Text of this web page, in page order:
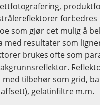
forbedres
som gjør det mulig å
med resultater som
brukes ofte som
med tilbehør som grid,
gelatinfiltre m.m.